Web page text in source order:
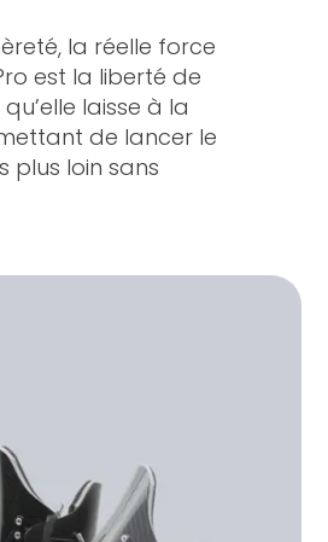
la réelle force
est la liberté de
laisse à la
de lancer le
plus loin sans